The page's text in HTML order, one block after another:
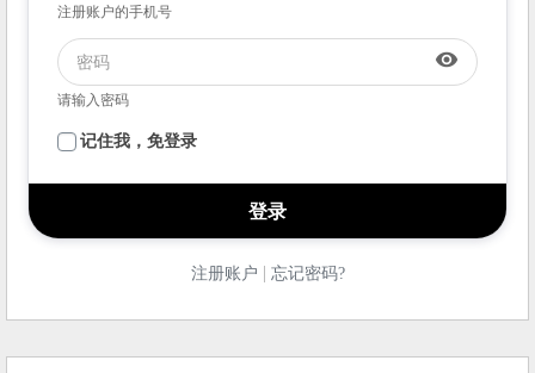
注册账户的手机号
visibility
请输入密码
记住我，免登录
注册账户 | 忘记密码?